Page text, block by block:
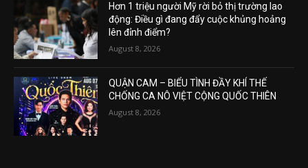
Hơn 1 triệu người Mỹ rời bỏ thị trường lao
động: Điều gì đang đẩy cuộc khủng hoảng
lên đỉnh điểm?
August 8, 2026
QUẬN CAM – BIỂU TÌNH ĐẦY KHÍ THẾ
CHỐNG CA NÔ VIỆT CỘNG QUỐC THIÊN
August 8, 2026